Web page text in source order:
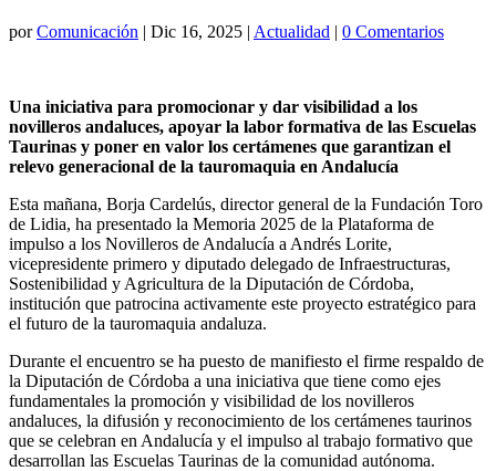
porComunicación | Dic 16, 2025 | Actualidad | 0 Comentarios
Una iniciativa para promocionar y dar visibilidad a los
novilleros andaluces, apoyar la labor formativa de las Escuelas
Taurinas y poner en valor los certámenes que garantizan el
relevo generacional de la tauromaquia en Andalucía
Esta mañana, Borja Cardelús, director general de la Fundación Toro
de Lidia, ha presentado la Memoria 2025 de la Plataforma de
impulso a los Novilleros de Andalucía a Andrés Lorite,
vicepresidente primero y diputado delegado de Infraestructuras,
Sostenibilidad y Agricultura de la Diputación de Córdoba,
institución que patrocina activamente este proyecto estratégico para
el futuro de la tauromaquia andaluza.
Durante el encuentro se ha puesto de manifiesto el firme respaldo de
la Diputación de Córdoba a una iniciativa que tiene como ejes
fundamentales la promoción y visibilidad de los novilleros
andaluces, la difusión y reconocimiento de los certámenes taurinos
que se celebran en Andalucía y el impulso al trabajo formativo que
desarrollan las Escuelas Taurinas de la comunidad autónoma.